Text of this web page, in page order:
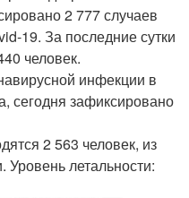
2 777 случаев
19. За последние сутки
человек.
инфекции в
сегодня зафиксировано
2 563 человек, из
Уровень летальности: